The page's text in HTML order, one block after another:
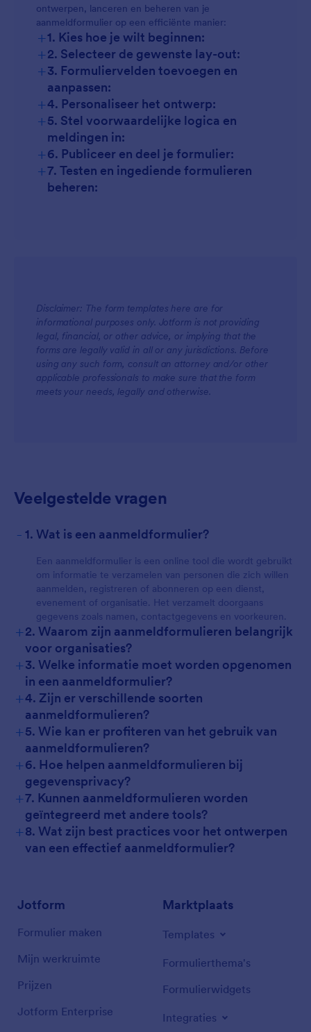
ontwerpen, lanceren en beheren van je
aanmeldformulier op een efficiënte manier:
+1. Kies hoe je wilt beginnen:
+2. Selecteer de gewenste lay-out:
+3. Formuliervelden toevoegen en
aanpassen:
+4. Personaliseer het ontwerp:
+5. Stel voorwaardelijke logica en
meldingen in:
+6. Publiceer en deel je formulier:
+7. Testen en ingediende formulieren
beheren:
Disclaimer: The form templates here are for
informational purposes only. Jotform is not providing
legal, financial, or other advice, or implying that the
forms are legally valid in all or any jurisdictions. Before
using any such form, consult an attorney and/or other
applicable professionals to make sure that the form
meets your needs, legally and otherwise.
Veelgestelde vragen
- 1. Wat is een aanmeldformulier?
Een aanmeldformulier is een online tool die wordt gebruikt
om informatie te verzamelen van personen die zich willen
aanmelden, registreren of abonneren op een dienst,
evenement of organisatie. Het verzamelt doorgaans
gegevens zoals namen, contactgegevens en voorkeuren.
+2. Waarom zijn aanmeldformulieren belangrijk
voor organisaties?
+3. Welke informatie moet worden opgenomen
in een aanmeldformulier?
+4. Zijn er verschillende soorten
aanmeldformulieren?
+5. Wie kan er profiteren van het gebruik van
aanmeldformulieren?
+6. Hoe helpen aanmeldformulieren bij
gegevensprivacy?
+7. Kunnen aanmeldformulieren worden
geïntegreerd met andere tools?
+8. Wat zijn best practices voor het ontwerpen
van een effectief aanmeldformulier?
Jotform
Formulier maken
Mijn werkruimte
Prijzen
Jotform Enterprise
Marktplaats
Templates
Formulierthema's
Formulierwidgets
Integraties